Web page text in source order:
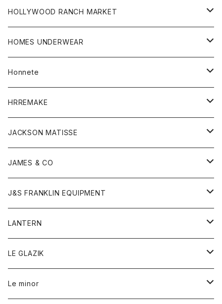
シャツ
カーディガン
ボトム
グッズ
帽子
ストール
HOLLYWOOD RANCH MARKET
アウター
カーディガン
コート
フリース
アクセサリー
ウォレット
ストール
マフラー
リング
キッズ
Tシャツ
グッズ
アンダーウェア
靴
トップス
カーディガン
ジャケット
ボトム
オーバーオール
ショートパンツ
レディース
アウター
カーディガン
HOMES UNDERWEAR
アウター
カーディガン
コート
キッズ
Tシャツ
ロンパース
グッズ
靴
ストール
トップス
カットソー
シャツ
ボトム
オーバーオール
ショートパンツ
レディース
オーバーオール
シャツ
ワンピース
ワンピース
Honnete
ブラウス
ワンピース
HRREMAKE
バック
キッズ
トレーナー
トップス
Gジャケット
スウェット
帽子
JACKSON MATISSE
Tシャツ
帽子
JAMES & CO
ボトム
J&S FRANKLIN EQUIPMENT
アウター
LANTERN
アウター
Tシャツ
LE GLAZIK
レディース
Le minor